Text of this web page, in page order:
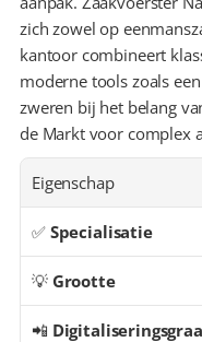
zich zowel op
kantoor combineert
moderne tools zoals
zweren bij het belang
de Markt voor complex
Eigenschap
✅ Specialisatie
💡 Grootte
📲